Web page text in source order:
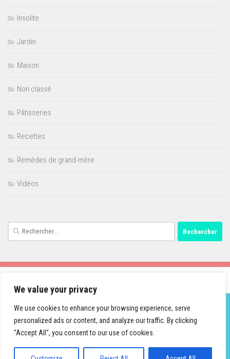
We value your privacy
We use cookies to enhance your browsing experience, serve
personalized ads or content, and analyze our traffic. By clicking
"Accept All", you consent to our use of cookies.
Insolite
Jardin
Maison
Non classé
Pâtisseries
Recettes
Remèdes de grand-mère
Vidéos
Rechercher :